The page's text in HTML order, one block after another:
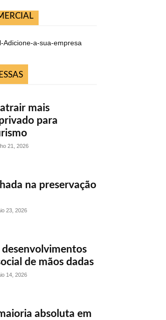
mais
para
21, 2026
na preservação
23, 2026
desenvolvimentos
de mãos dadas
14, 2026
absoluta em